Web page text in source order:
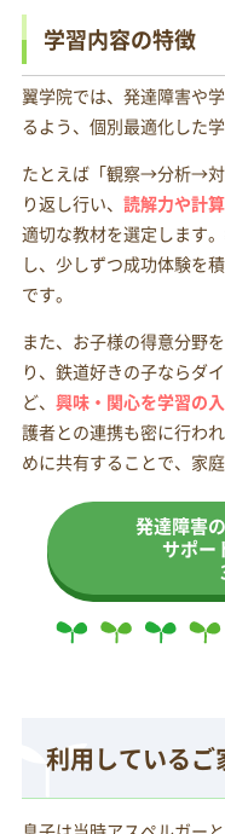
学習内容の特徴
翼学院では、発達障害や
るよう、個別最適化した
たとえば「観察→分析→
り返し行い、 読解力や計
適切な教材を選定します
し、少しずつ成功体験を
です。
また、お子様の得意分野
り、鉄道好きの子ならダ
ど、 興味・関心を学習の
護者との連携も密に行わ
めに共有することで、家
発達障害
サポー
利用しているご